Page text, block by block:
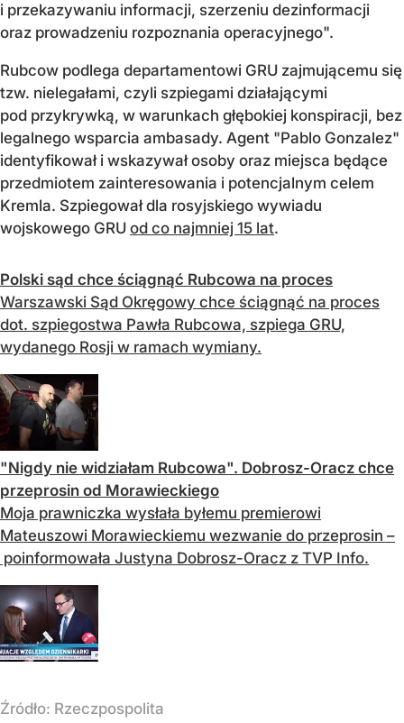
i przekazywaniu informacji, szerzeniu dezinformacji
oraz prowadzeniu rozpoznania operacyjnego".
Rubcow podlega departamentowi GRU zajmującemu się
tzw. nielegałami, czyli szpiegami działającymi
pod przykrywką, w warunkach głębokiej konspiracji, bez
legalnego wsparcia ambasady. Agent "Pablo Gonzalez"
identyfikował i wskazywał osoby oraz miejsca będące
przedmiotem zainteresowania i potencjalnym celem
Kremla. Szpiegował dla rosyjskiego wywiadu
wojskowego GRU od co najmniej 15 lat.
Polski sąd chce ściągnąć Rubcowa na proces
Warszawski Sąd Okręgowy chce ściągnąć na proces
dot. szpiegostwa Pawła Rubcowa, szpiega GRU,
wydanego Rosji w ramach wymiany.
"Nigdy nie widziałam Rubcowa". Dobrosz-Oracz chce
przeprosin od Morawieckiego
Moja prawniczka wysłała byłemu premierowi
Mateuszowi Morawieckiemu wezwanie do przeprosin –
poinformowała Justyna Dobrosz-Oracz z TVP Info.
Źródło: Rzeczpospolita